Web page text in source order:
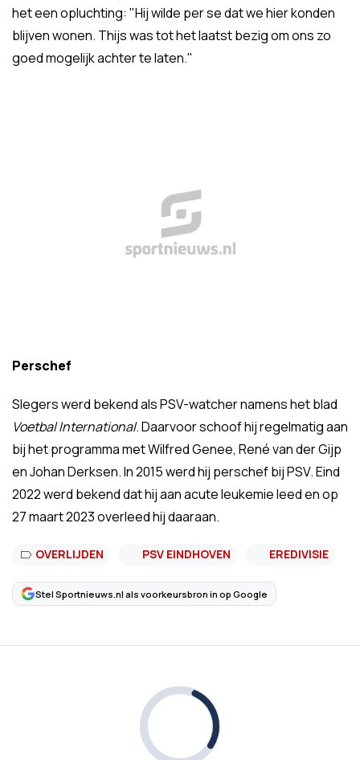
het een opluchting: "Hij wilde per se dat we hier konden
blijven wonen. Thijs was tot het laatst bezig om ons zo
goed mogelijk achter te laten."
Perschef
Slegers werd bekend als PSV-watcher namens het blad
Voetbal International. Daarvoor schoof hij regelmatig aan
bij het programma met Wilfred Genee, René van der Gijp
en Johan Derksen. In 2015 werd hij perschef bij PSV. Eind
2022 werd bekend dat hij aan acute leukemie leed en op
27 maart 2023 overleed hij daaraan.
OVERLIJDEN PSV EINDHOVEN EREDIVISIE
Stel Sportnieuws.nl als voorkeursbron in op Google